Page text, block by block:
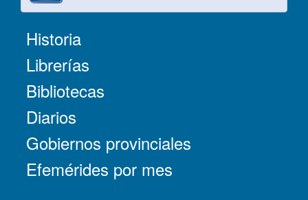
Historia
Librerías
Bibliotecas
Diarios
Gobiernos provinciales
Efemérides por mes